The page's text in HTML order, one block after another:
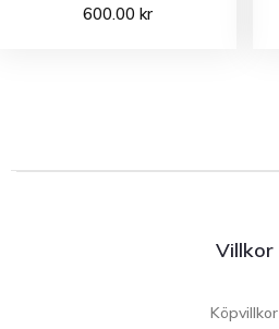
600.00kr
Villkor
Köpvillkor